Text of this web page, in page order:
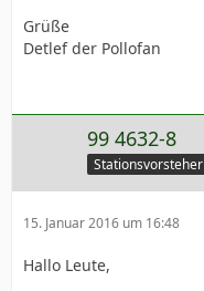
Grüße
Detlef der Pollofan
99 4632-8
Stationsvorsteher
15. Januar 2016 um 16:48
Hallo Leute,